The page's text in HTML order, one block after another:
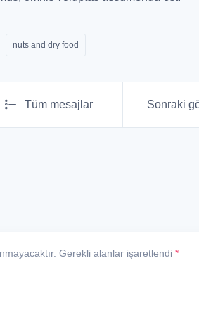
nuts and dry food
Tüm mesajlar Sonraki
Gerekli alanlar işaretlendi *